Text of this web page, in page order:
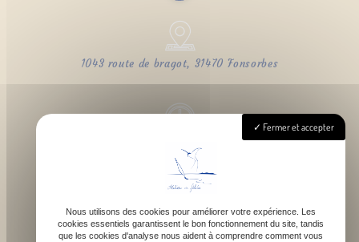
1043 route de bragot, 31470 Fonsorbes
Lundi - Samedi : 9h - 18h
contact@atelierdefelicie.fr
Fermer et accepter
Nous utilisons des cookies pour améliorer votre expérience. Les
cookies essentiels garantissent le bon fonctionnement du site, tandis
que les cookies d'analyse nous aident à comprendre comment vous